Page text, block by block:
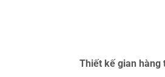
Thiết kế gian hàng